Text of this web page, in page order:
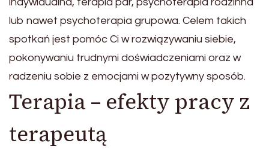
lub nawet psychoterapia grupowa. Celem takich
spotkań jest pomóc Ci w rozwiązywaniu siebie,
pokonywaniu trudnymi doświadczeniami oraz w
radzeniu sobie z emocjami w pozytywny sposób.
Terapia – efekty pracy z
terapeutą